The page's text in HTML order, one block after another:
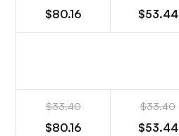
$53.44
$80.16
$33.40
$53.44
$33.40
$80.16